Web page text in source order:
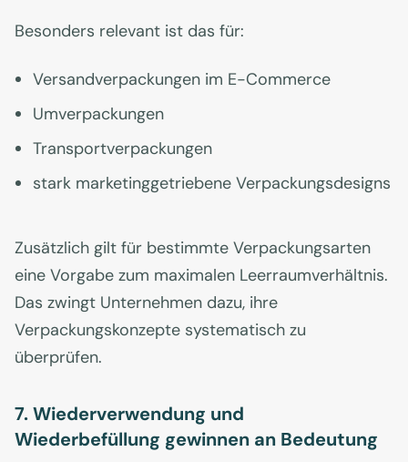
Besonders relevant ist das für:
Versandverpackungen im E-Commerce
Umverpackungen
Transportverpackungen
stark marketinggetriebene Verpackungsdesigns
Zusätzlich gilt für bestimmte Verpackungsarten
eine Vorgabe zum maximalen Leerraumverhältnis.
Das zwingt Unternehmen dazu, ihre
Verpackungskonzepte systematisch zu
überprüfen.
7. Wiederverwendung und
Wiederbefüllung gewinnen an Bedeutung